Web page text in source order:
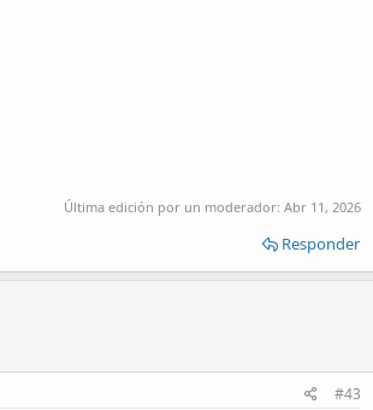
Última edición por un moderador: Abr 11, 2026
Responder
#43